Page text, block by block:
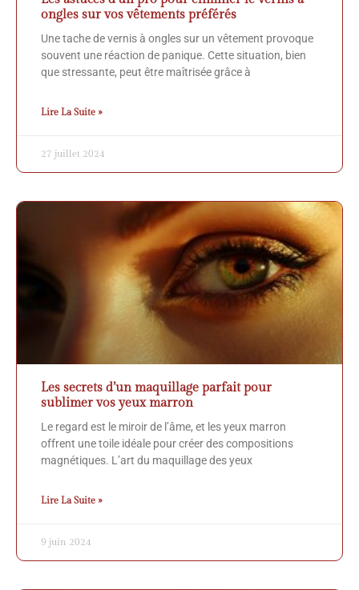
ongles sur vos vêtements préférés
Une tache de vernis à ongles sur un vêtement provoque
souvent une réaction de panique. Cette situation, bien
que stressante, peut être maîtrisée grâce à
Lire La Suite »
27 juillet 2024
Les secrets d’un maquillage parfait pour
sublimer vos yeux marron
Le regard est le miroir de l’âme, et les yeux marron
offrent une toile idéale pour créer des compositions
magnétiques. L’art du maquillage des yeux
Lire La Suite »
9 juin 2024